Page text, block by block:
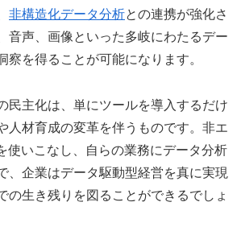
非構造化データ分析との連携が強化さ
音声、画像といった多岐にわたるデー
察を得ることが可能になります。
民主化は、単にツールを導入するだけ
人材育成の変革を伴うものです。非エ
使いこなし、自らの業務にデータ分析
、企業はデータ駆動型経営を真に実現
の生き残りを図ることができるでしょ